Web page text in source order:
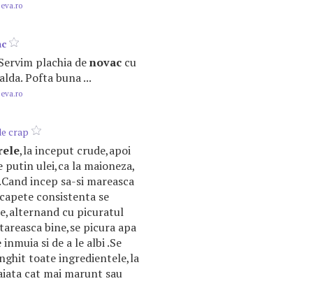
plachia denovac cu
Pofta buna ...
crap
,la inceput crude,apoi
putin ulei,ca la maioneza,
incep sa-si mareasca
consistenta se
cu picuratul
bine,se picura apa
si de a le albi .Se
toate ingredientele,la
cat mai marunt sau